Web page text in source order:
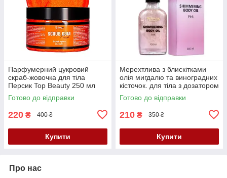
Парфумерний цукровий
скраб-жовочка для тіла
Персик Top Beauty 250 мл
Готово до відправки
220 ₴ 400 ₴
Купити
Мерехтлива з блискітками
олія мигдалю та виноградних
кісточок. для тіла з дозатором
у склі Pink Top Beauty 100 мл
Готово до відправки
210 ₴ 350 ₴
Купити
Про нас